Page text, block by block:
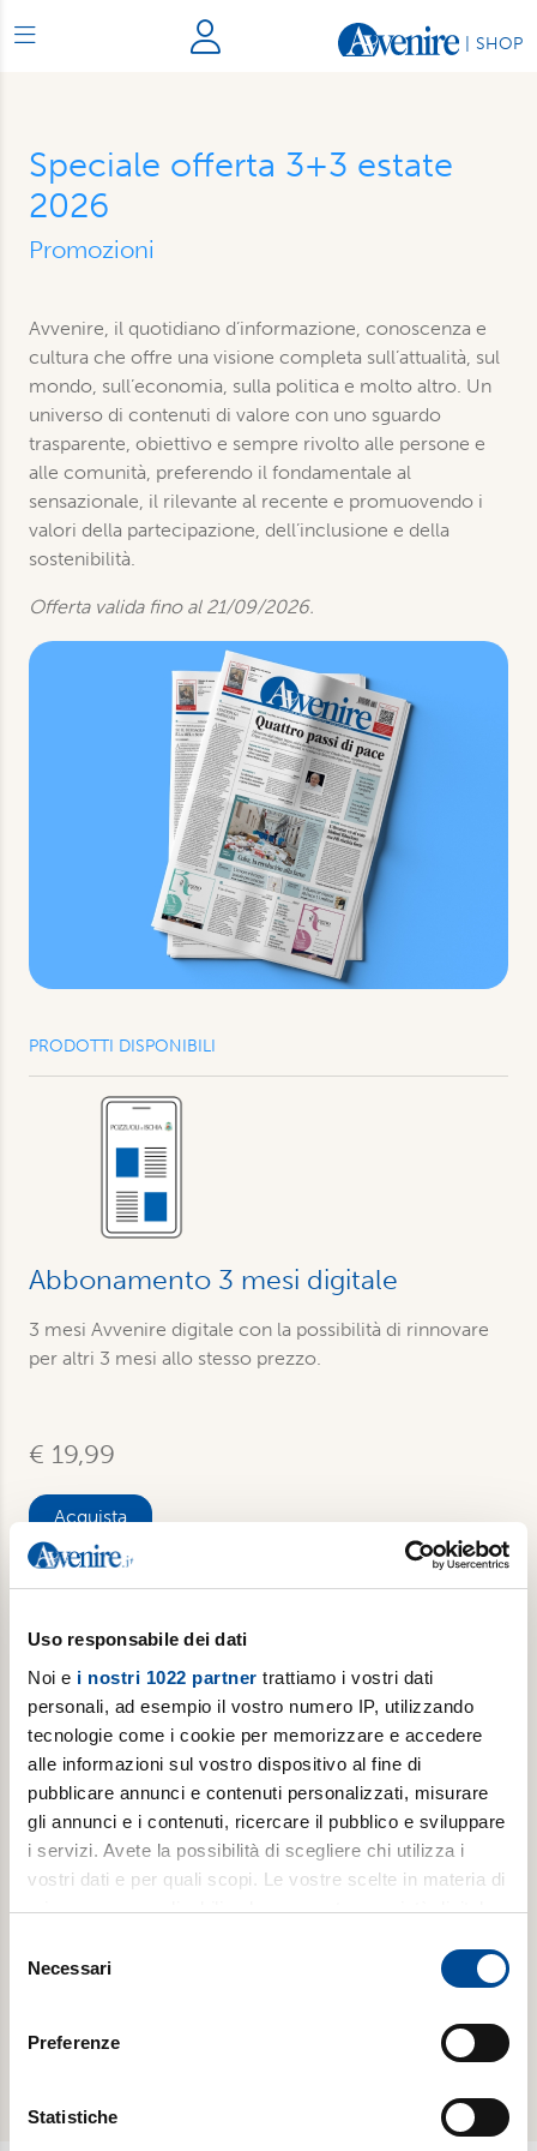
Uso responsabile dei dati
Noi e i nostri 1022 partner trattiamo i vostri dati
personali, ad esempio il vostro numero IP, utilizzando
tecnologie come i cookie per memorizzare e accedere
alle informazioni sul vostro dispositivo al fine di
pubblicare annunci e contenuti personalizzati, misurare
gli annunci e i contenuti, ricercare il pubblico e sviluppare
i servizi. Avete la possibilità di scegliere chi utilizza i
vostri dati e per quali scopi. Le vostre scelte in materia di
privacy sono applicabili solo su questa proprietà digitale
modificare o revocare il proprio consenso in qualsiasi
momento dalla Dichiarazione sui cookie o facendo clic
raccogliere informazioni sulla tua posizione
geografica, con un'approssimazione di qualche
delNecessari
Preferenze
Statistiche
SHOP
Speciale offerta 3+3 estate
2026
Promozioni
Avvenire, il quotidiano d’informazione, conoscenza e
cultura che offre una visione completa sull’attualità, sul
mondo, sull’economia, sulla politica e molto altro. Un
universo di contenuti di valore con uno sguardo
trasparente, obiettivo e sempre rivolto alle persone e
alle comunità, preferendo il fondamentale al
sensazionale, il rilevante al recente e promuovendo i
valori della partecipazione, dell’inclusione e della
sostenibilità.
Offerta valida fino al 21/09/2026.
PRODOTTI DISPONIBILI
Abbonamento 3 mesi digitale
3 mesi Avvenire digitale con la possibilità di rinnovare
per altri 3 mesi allo stesso prezzo.
€ 19,99
Acquista
Abbonamento 3 mesi carta
3 mesi Avvenire cartaceo con la possibilità di rinnovare
per altri 3 mesi allo stesso prezzo.
€ 39,00